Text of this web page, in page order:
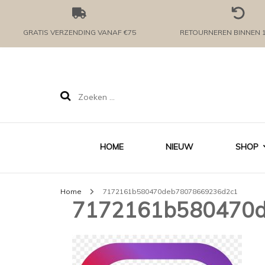
Zoeken
HOME NIEUW SHOP
Home 7172161b580470deb78078669236d2c1
GRATIS VERZENDING VANAF €75 RETOURNEREN BINNEN